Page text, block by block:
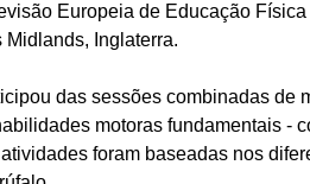
Europeia de Educação
Inglaterra.
das sessões combinadas de
motoras fundamentais -
foram baseadas nos